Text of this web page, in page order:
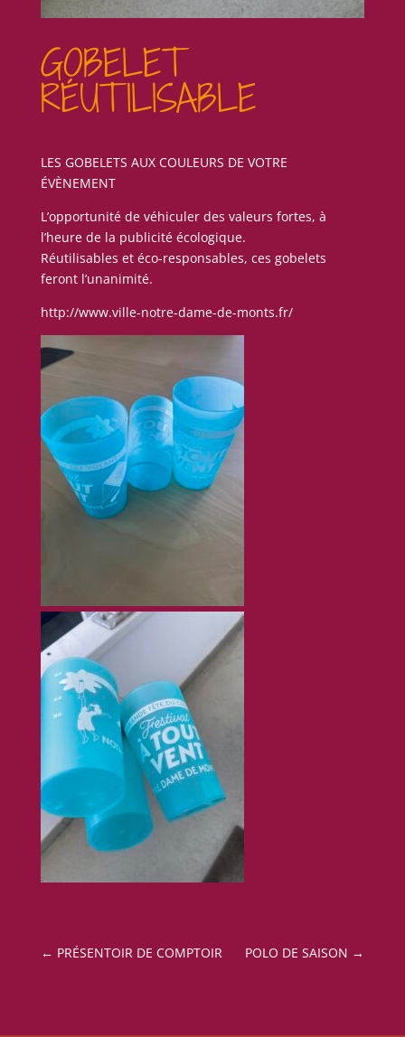
GOBELET
RÉUTILISABLE
LES GOBELETS AUX COULEURS DE VOTRE
ÉVÈNEMENT
L’opportunité de véhiculer des valeurs fortes, à
l’heure de la publicité écologique.
Réutilisables et éco-responsables, ces gobelets
feront l’unanimité.
http://www.ville-notre-dame-de-monts.fr/
← PRÉSENTOIR DE COMPTOIR POLO DE SAISON →